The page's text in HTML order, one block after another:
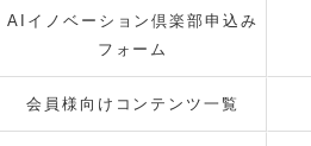
AIイノベーション倶楽部申込み
フォーム
会員様向けコンテンツ一覧